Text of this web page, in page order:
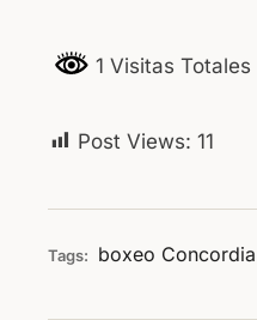
1 Visitas Totales
Post Views: 11
Tags: boxeo Concordia